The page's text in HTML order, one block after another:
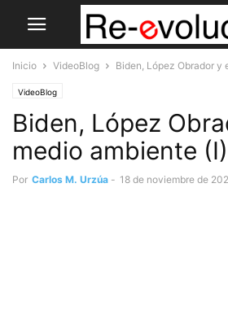
Inicio VideoBlog Biden, López Obrador y
VideoBlog
Biden, López
medio ambiente (I)
Por Carlos M. Urzúa - 18 de noviembre de